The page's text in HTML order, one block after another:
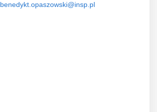
benedykt.opaszowski@insp.pl